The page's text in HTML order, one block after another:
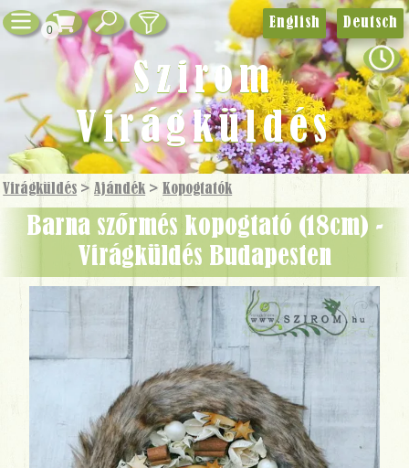
0
Virágküldés >Ajándék > Kopogtatók
barna szőrmés kopogtató (18cm) -
Virágküldés Budapesten
English Deutsch
Szirom
Virágküldés